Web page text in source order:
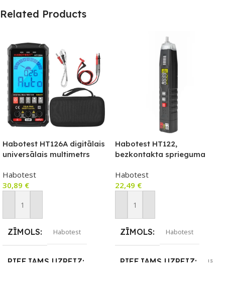
Related Products
Habotest HT126A digitālais
universālais multimetrs
Habotest
30,89 €
Pievienot Grozam
ZĪMOLS Habotest
PIEEJAMS UZREIZ
Habotest HT122,
bezkontakta sprieguma
NCV, True RMS
Habotest
22,49 €
Pievienot Grozam
ZĪMOLS Habotest
PIEEJAMS UZREIZ Jā